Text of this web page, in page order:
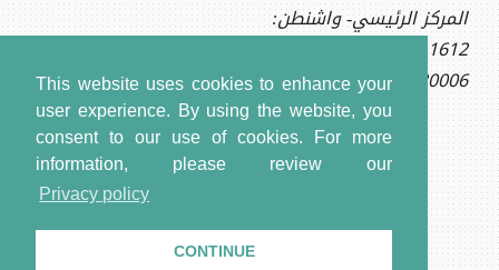
This website uses cookies to enhance your
user experience. By using the website, you
consent to our use of cookies. For more
information, please review our
Privacy policy
CONTINUE
المركز الرئيسي- واشنطن:
1612 K St NW, Ste 400
Washington, DC 20006